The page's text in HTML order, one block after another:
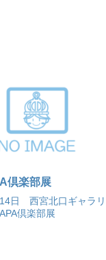
倶楽部展
14日 西宮北口ギャラリ
倶楽部展